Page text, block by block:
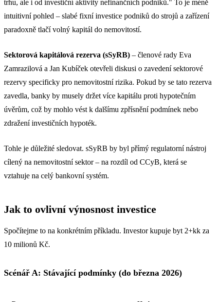
trhu, ale i od investiční aktivity nefinančních podniků." To je méně
intuitivní pohled – slabé fixní investice podniků do strojů a zařízení
paradoxně tlačí volný kapitál do nemovitostí.
Sektorová kapitálová rezerva (sSyRB) – členové rady Eva
Zamrazilová a Jan Kubíček otevřeli diskusi o zavedení sektorové
rezervy specificky pro nemovitostní rizika. Pokud by se tato rezerva
zavedla, banky by musely držet více kapitálu proti hypotečním
úvěrům, což by mohlo vést k dalšímu zpřísnění podmínek nebo
zdražení investičních hypoték.
Tohle je důležité sledovat. sSyRB by byl přímý regulatorní nástroj
cílený na nemovitostní sektor – na rozdíl od CCyB, která se
vztahuje na celý bankovní systém.
Jak to ovlivní výnosnost investice
Spočítejme to na konkrétním příkladu. Investor kupuje byt 2+kk za
10 milionů Kč.
Scénář A: Stávající podmínky (do března 2026)